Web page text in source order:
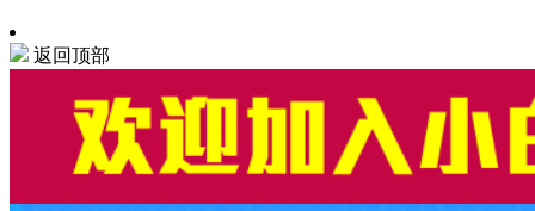
返回顶部